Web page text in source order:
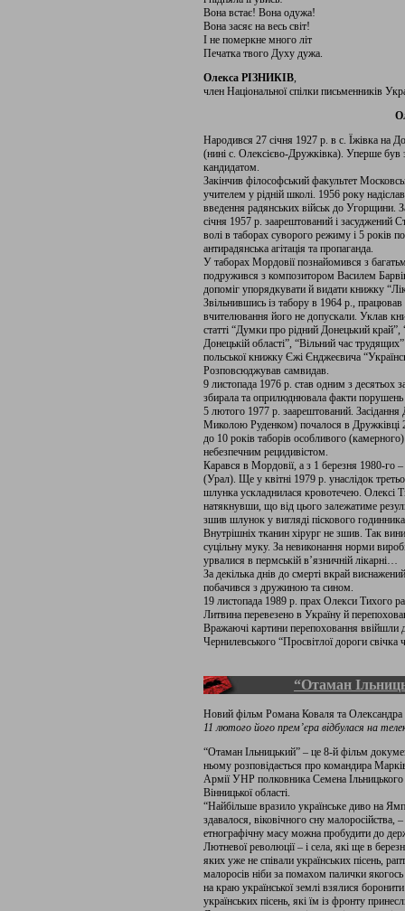
Вона встає! Вона одужа!
Вона засяє на весь світ!
І не померкне много літ
Печатка твого Духу дужа.
Олекса РІЗНИКІВ,
член Національної спілки письменників
Народився 27 січня 1927 р. в с. Їжівка на
(нині с. Олексієво-Дружківка). Уперше був
кандидатом.
Закінчив філософський факультет
учителем у рідній школі. 1956 року
введення радянських військ до Угорщини.
січня 1957 р. заарештований і засуджений
волі в таборах суворого режиму і 5 років
антирадянська агітація та пропаганда.
У таборах Мордовії познайомився з
подружився з композитором Василем
допоміг упорядкувати й видати книжку
Звільнившись із табору в 1964 р., працював
вчителювання його не допускали. Уклав
статті “Думки про рідний Донецький
Донецькій області”, “Вільний час
польської книжку Єжі Єнджеєвича
Розповсюджував самвидав.
9 листопада 1976 р. став одним з десятьох
збирала та оприлюднювала факти
5 лютого 1977 р. заарештований.
Миколою Руденком) почалося в Дружківці
до 10 років таборів особливого
небезпечним рецидивістом.
Карався в Мордовії, а з 1 березня 1980-го
(Урал). Ще у квітні 1979 р. унаслідок
шлунка ускладнилася кровотечею. Олексі
натякнувши, що від цього залежатиме
зшив шлунок у вигляді піскового
Внутрішніх тканин хірург не зшив. Так
суцільну муку. За невиконання норми
урвалися в пермській в’язничній лікарні…
За декілька днів до смерті вкрай
побачився з дружиною та сином.
19 листопада 1989 р. прах Олекси Тихого
Литвина перевезено в Україну й
Вражаючі картини перепоховання ввійшли
Чернилевського “Просвітлої дороги свічка
“Отаман
Новий фільм Романа Коваля та
11 лютого його прем’єра відбулася на
“Отаман Ільницький” – це 8-й фільм
ньому розповідається про командира
Армії УНР полковника Семена
Вінницької області.
“Найбільше вразило українське диво на
здавалося, віковічного сну
етнографічну масу можна пробудити до
Лютневої революції – і села, які ще в
яких уже не співали українських пісень,
малоросів ніби за помахом палички
на краю української землі взялися
українських пісень, які їм із фронту